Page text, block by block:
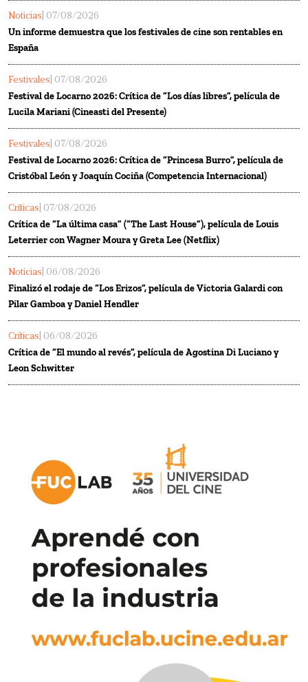
Noticias | 07/08/2026
Un informe demuestra que los festivales de cine son rentables en
España
Festivales | 07/08/2026
Festival de Locarno 2026: Crítica de “Los días libres”, película de
Lucila Mariani (Cineasti del Presente)
Festivales | 07/08/2026
Festival de Locarno 2026: Crítica de “Princesa Burro”, película de
Cristóbal León y Joaquín Cociña (Competencia Internacional)
Críticas | 07/08/2026
Crítica de “La última casa” (“The Last House”), película de Louis
Leterrier con Wagner Moura y Greta Lee (Netflix)
Noticias | 06/08/2026
Finalizó el rodaje de “Los Erizos”, película de Victoria Galardi con
Pilar Gamboa y Daniel Hendler
Críticas | 06/08/2026
Crítica de “El mundo al revés”, película de Agostina Di Luciano y
Leon Schwitter